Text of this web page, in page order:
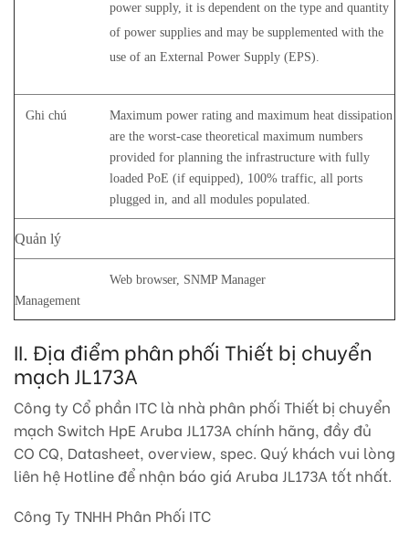
power supply, it is dependent on the type and quantity
of power supplies and may be supplemented with the
use of an External Power Supply (EPS).
Ghi chú
Maximum power rating and maximum heat dissipation
are the worst-case theoretical maximum numbers
provided for planning the infrastructure with fully
loaded PoE (if equipped), 100% traffic, all ports
plugged in, and all modules populated.
Quản lý
Management
Web browser, SNMP Manager
II. Địa điểm phân phối Thiết bị chuyển
mạch JL173A
Công ty Cổ phần ITC là nhà phân phối Thiết bị chuyển
mạch Switch HpE Aruba JL173A chính hãng, đầy đủ
CO CQ, Datasheet, overview, spec. Quý khách vui lòng
liên hệ Hotline để nhận báo giá Aruba JL173A tốt nhất.
Công Ty TNHH Phân Phối ITC